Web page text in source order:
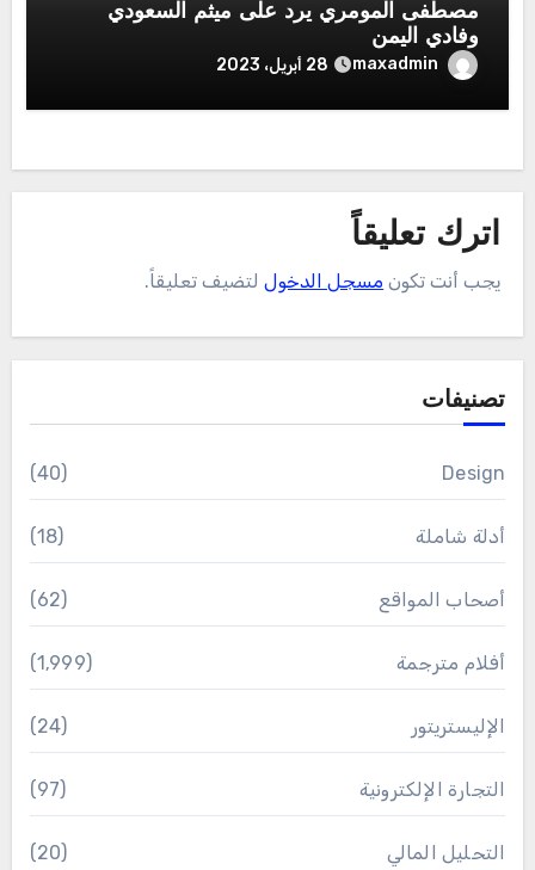
مصطفى المومري يرد على ميثم السعودي
وفادي اليمن
maxadmin 28 أبريل، 2023
اترك تعليقاً
يجب أنت تكون مسجل الدخوللتضيف تعليقاً.
تصنيفات
Design
(40)
أدلة شاملة (18)
أصحاب المواقع (62)
أفلام مترجمة (1٬999)
الإليستريتور (24)
التجارة الإلكترونية (97)
التحليل المالي (20)